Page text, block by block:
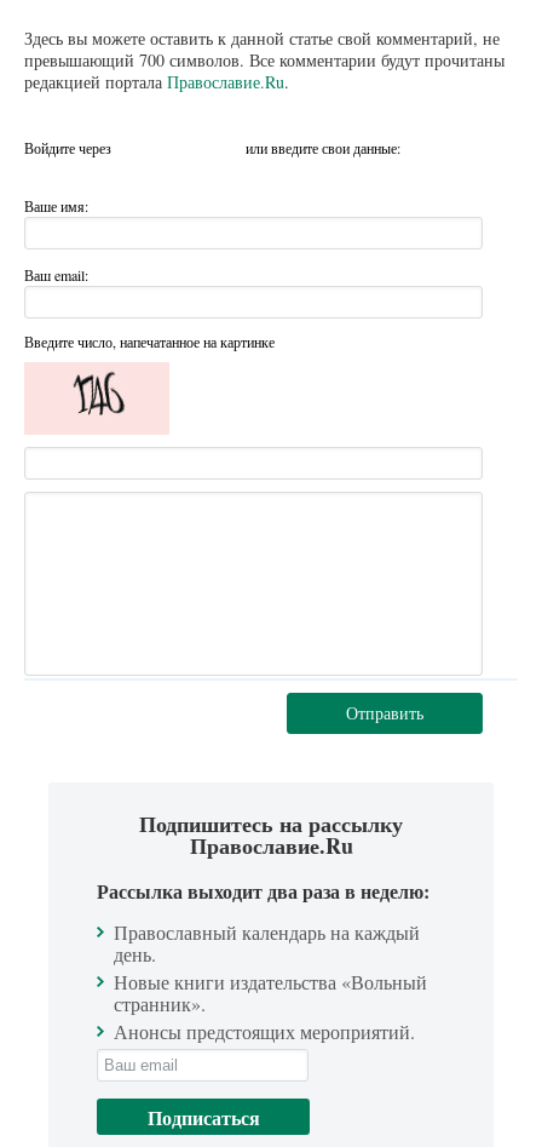
Здесь вы можете оставить к данной статье свой комментарий, не
превышающий 700 символов. Все комментарии будут прочитаны
редакцией портала Православие.Ru.
Войдите через или введите свои данные:
Ваше имя:
Ваш email:
Введите число, напечатанное на картинке
Отправить
Подпишитесь на рассылку
Православие.Ru
Рассылка выходит два раза в неделю:
Православный календарь на каждый
день.
Новые книги издательства «Вольный
странник».
Анонсы предстоящих мероприятий.